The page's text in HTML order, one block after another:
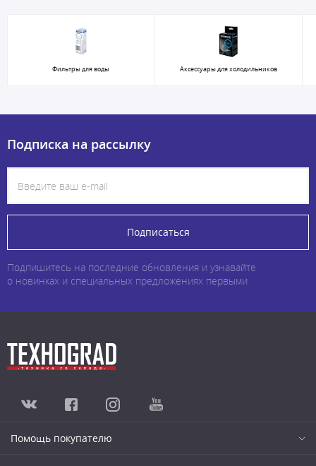
Фильтры для воды Аксессуары для холодильников
Подписка на рассылку
Подписаться
Подпишитесь на последние обновления и узнавайте
о новинках и специальных предложениях первыми
Помощь покупателю